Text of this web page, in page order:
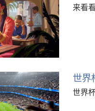
来看
世界
世界